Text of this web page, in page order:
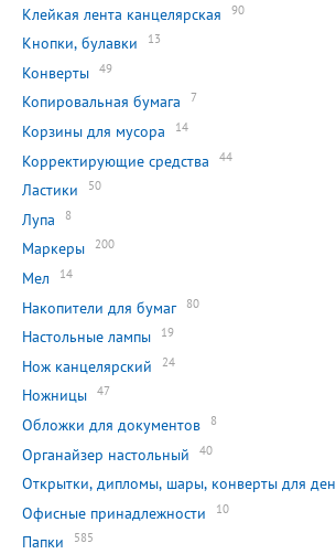
Клейкая лента канцелярская 90
Кнопки, булавки 13
Конверты 49
Копировальная бумага 7
Корзины для мусора 14
Корректирующие средства 44
Ластики 50
Лупа 8
Маркеры 200
Мел 14
Накопители для бумаг 80
Настольные лампы 19
Нож канцелярский 24
Ножницы 47
Обложки для документов 8
Органайзер настольный 40
Открытки, дипломы, шары, конверты для
Офисные принадлежности 10
Папки 585